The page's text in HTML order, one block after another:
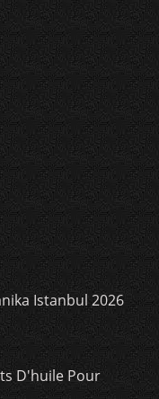
Istanbul 2026
D'huile Pour